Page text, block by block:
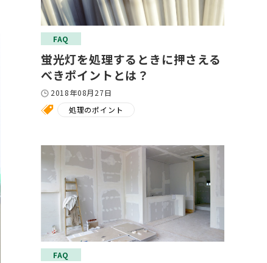
FAQ
蛍光灯を処理するときに押さえる
べきポイントとは？
2018年08月27日
処理のポイント
FAQ